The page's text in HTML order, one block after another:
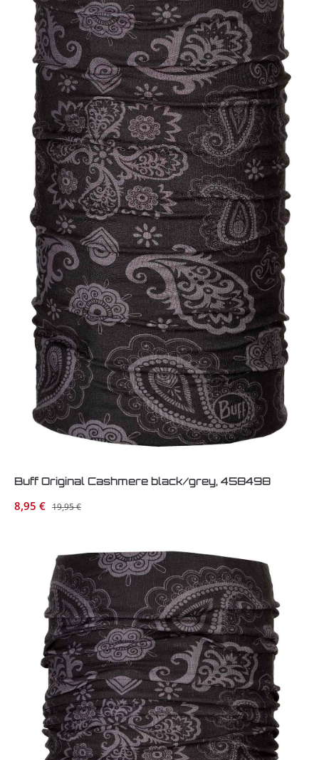
Buff Original Cashmere black/grey, 458498
Verkaufspreis:
8,95 € Regulärer Preis:
19,95 €